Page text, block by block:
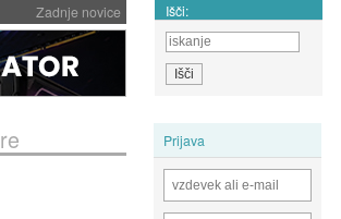
Zadnje novice Išči:
Prijava